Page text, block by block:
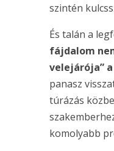
szintén
És talán a
fájdalom
velejárója”
panasz
túrázás
komolyabb